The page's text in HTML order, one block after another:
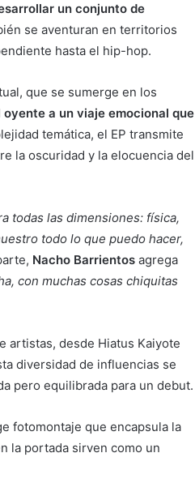
un conjunto de
se aventuran en territorios
hasta el hip-hop.
que se sumerge en los
a un viaje emocional que
temática, el EP transmite
la oscuridad y la elocuencia del
todas las dimensiones: física,
todo lo que puedo hacer,
Nacho Barrientos agrega
con muchas cosas chiquitas
artistas, desde Hiatus Kaiyote
diversidad de influencias se
pero equilibrada para un debut.
fotomontaje que encapsula la
la portada sirven como un